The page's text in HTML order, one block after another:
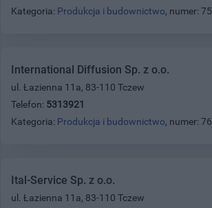
Kategoria: Produkcja i budownictwo, numer: 75
International Diffusion Sp. z o.o.
ul. Łazienna 11a, 83-110 Tczew
Telefon: 5313921
Kategoria: Produkcja i budownictwo, numer: 76
Ital-Service Sp. z o.o.
ul. Łazienna 11a, 83-110 Tczew